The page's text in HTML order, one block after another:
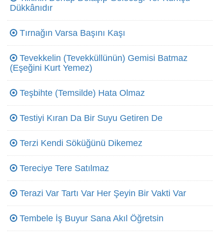
Dükkânıdır
Tırnağın Varsa Başını Kaşı
Tevekkelin (Tevekküllünün) Gemisi Batmaz
(Eşeğini Kurt Yemez)
Teşbihte (Temsilde) Hata Olmaz
Testiyi Kıran Da Bir Suyu Getiren De
Terzi Kendi Söküğünü Dikemez
Tereciye Tere Satılmaz
Terazi Var Tartı Var Her Şeyin Bir Vakti Var
Tembele İş Buyur Sana Akıl Öğretsin